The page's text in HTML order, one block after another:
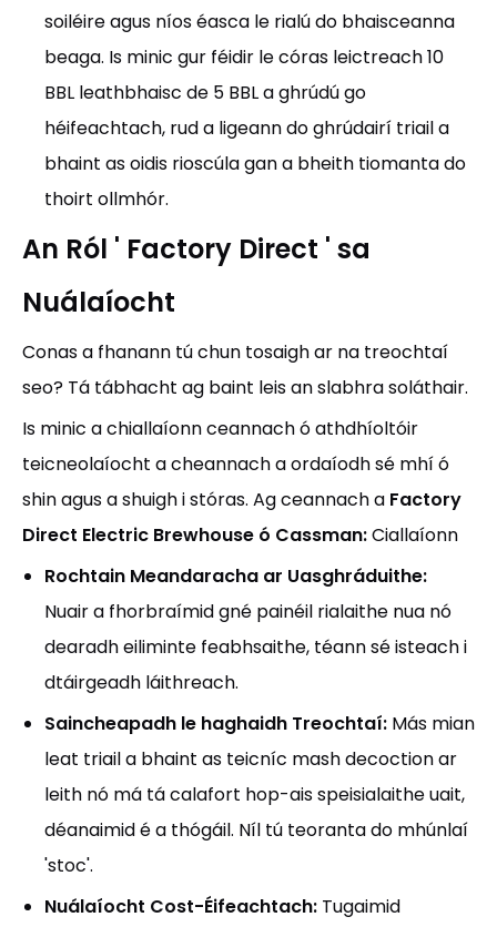
soiléire agus níos éasca le rialú do bhaisceanna
beaga. Is minic gur féidir le córas leictreach 10
BBL leathbhaisc de 5 BBL a ghrúdú go
héifeachtach, rud a ligeann do ghrúdairí triail a
bhaint as oidis rioscúla gan a bheith tiomanta do
thoirt ollmhór.
An Ról ' Factory Direct ' sa
Nuálaíocht
Conas a fhanann tú chun tosaigh ar na treochtaí
seo? Tá tábhacht ag baint leis an slabhra soláthair.
Is minic a chiallaíonn ceannach ó athdhíoltóir
teicneolaíocht a cheannach a ordaíodh sé mhí ó
shin agus a shuigh i stóras. Ag ceannach a Factory
Direct Electric Brewhouse ó Cassman:Ciallaíonn
Rochtain Meandaracha ar Uasghráduithe:
Nuair a fhorbraímid gné painéil rialaithe nua nó
dearadh eiliminte feabhsaithe, téann sé isteach i
dtáirgeadh láithreach.
Saincheapadh le haghaidh Treochtaí: Más mian
leat triail a bhaint as teicníc mash decoction ar
leith nó má tá calafort hop-ais speisialaithe uait,
déanaimid é a thógáil. Níl tú teoranta do mhúnlaí
'stoc'.
Nuálaíocht Cost-Éifeachtach: Tugaimid